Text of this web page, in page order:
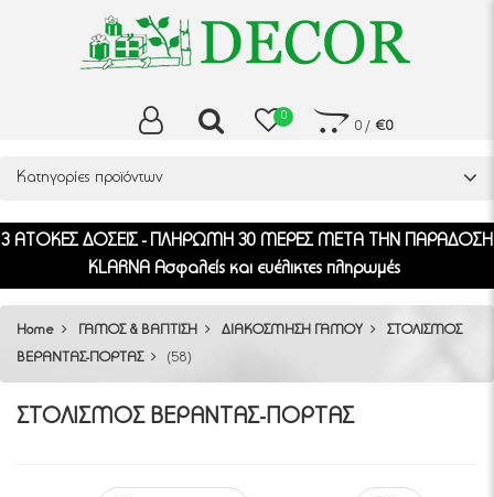
0
0/ €0
Κατηγορίες προϊόντων
3 ΑΤΟΚΕΣ ΔΟΣΕΙΣ - ΠΛΗΡΩΜΗ 30 ΜΕΡΕΣ
KLARNA Ασφαλείς και ευέλικτες
των 80€
Home ΓΑΜΟΣ & ΒΑΠΤΙΣΗ ΔΙΑΚΟΣΜΗΣΗ ΓΑΜΟΥ
ΣΤΟΛΙΣΜΟΣ
ΒΕΡΑΝΤΑΣ-ΠΟΡΤΑΣ
(58)
ΣΤΟΛΙΣΜΟΣ ΒΕΡΑΝΤΑΣ-ΠΟΡΤΑΣ